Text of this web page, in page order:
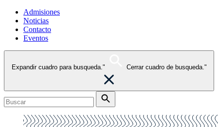
Admisiones
Noticias
Contacto
Eventos
Expandir cuadro para busqueda." Cerrar cuadro de busqueda."